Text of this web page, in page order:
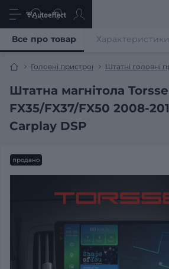
Головні пристрої Штатні головні
Штатна магнітола
FX35/FX37/FX50 2008-
Carplay DSP
Все про товар Характеристики
продано